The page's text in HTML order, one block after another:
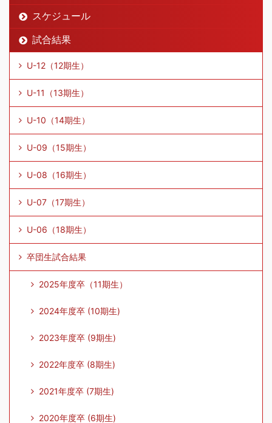
した。
2026.05.17
た。
2026.05.10
た。
2026.05.05
ました。
2026.04.29試合結果(3.6学年)をUPしまし
た。
2026.04.22試合結果(3.4.5学年)をUPしまし
た。
2026.04.18 LEOVISTA通信 05月号
した。スケジュール
2026.04.13試合結果(2.3.4.6学年)
した。
2026.04.07試合結果(3.4.5.6学年)
スケジュール
試合結果
U-12（12期生）
U-11（13期生）
U-10（14期生）
U-09（15期生）
U-08（16期生）
U-07（17期生）
U-06（18期生）
卒団生試合結果
2025年度卒（11期生）
2024年度卒 (10期生)
2023年度卒 (9期生)
2022年度卒 (8期生)
2021年度卒 (7期生)
2020年度卒 (6期生)